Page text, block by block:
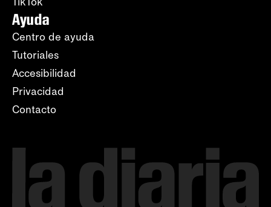
Ayuda
Centro de ayuda
Tutoriales
Accesibilidad
Privacidad
Contacto